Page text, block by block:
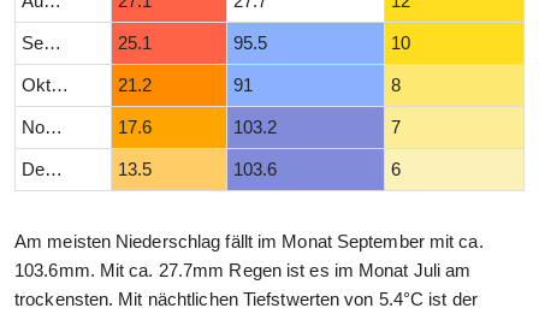
September 25.1 95.5 10
Oktober 21.2 91 8
November 17.6 103.2 7
Dezember 13.5 103.6 6
Am meisten Niederschlag fällt im Monat September mit ca.
103.6mm. Mit ca. 27.7mm Regen ist es im Monat Juli am
trockensten. Mit nächtlichen Tiefstwerten von 5.4°C ist der